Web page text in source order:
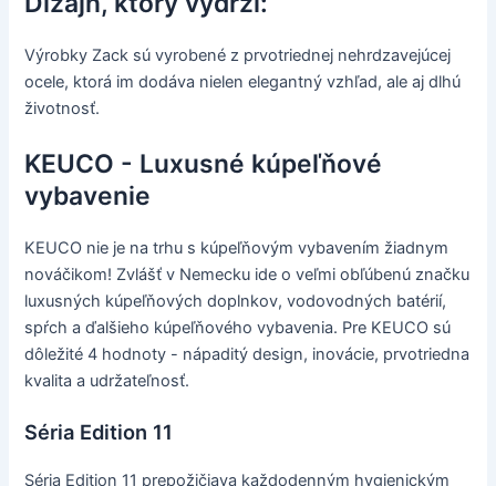
Výrobky Zack sú vyrobené z prvotriednej nehrdzavejúcej
ocele, ktorá im dodáva nielen elegantný vzhľad, ale aj dlhú
životnosť.
KEUCO - Luxusné kúpeľňové
vybavenie
KEUCO nie je na trhu s kúpeľňovým vybavením žiadnym
nováčikom! Zvlášť v Nemecku ide o veľmi obľúbenú značku
luxusných kúpeľňových doplnkov, vodovodných batérií,
spŕch a ďalšieho kúpeľňového vybavenia. Pre KEUCO sú
dôležité 4 hodnoty - nápaditý design, inovácie, prvotriedna
kvalita a udržateľnosť.
Séria Edition 11
Séria Edition 11 prepožičiava každodenným hygienickým